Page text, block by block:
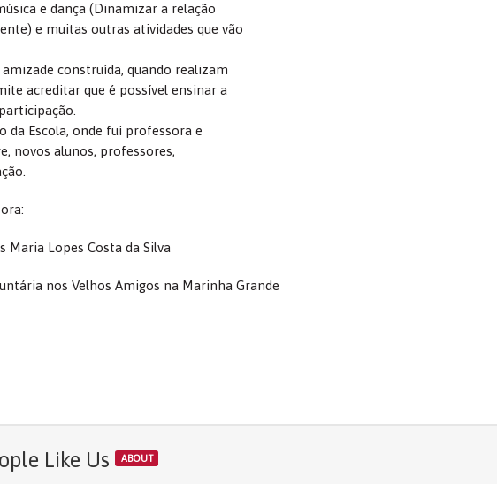
e dança (Dinamizar a relação
e muitas outras atividades que vão
construída, quando realizam
acreditar que é possível ensinar a
da Escola, onde fui professora e
novos alunos, professores,
Maria Lopes Costa da Silva
nos Velhos Amigos na Marinha Grande
Like Us ABOUT